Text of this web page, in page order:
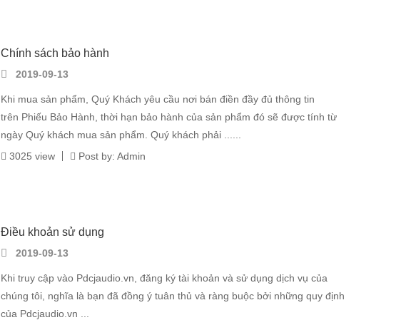
Chính sách bảo hành
2019-09-13
Khi mua sản phẩm, Quý Khách yêu cầu nơi bán điền đầy đủ thông tin
trên Phiếu Bảo Hành, thời hạn bảo hành của sản phẩm đó sẽ được tính từ
ngày Quý khách mua sản phẩm. Quý khách phải ......
3025 view
Post by: Admin
Điều khoản sử dụng
2019-09-13
Khi truy cập vào Pdcjaudio.vn, đăng ký tài khoản và sử dụng dịch vụ của
chúng tôi, nghĩa là bạn đã đồng ý tuân thủ và ràng buộc bởi những quy định
của Pdcjaudio.vn ...